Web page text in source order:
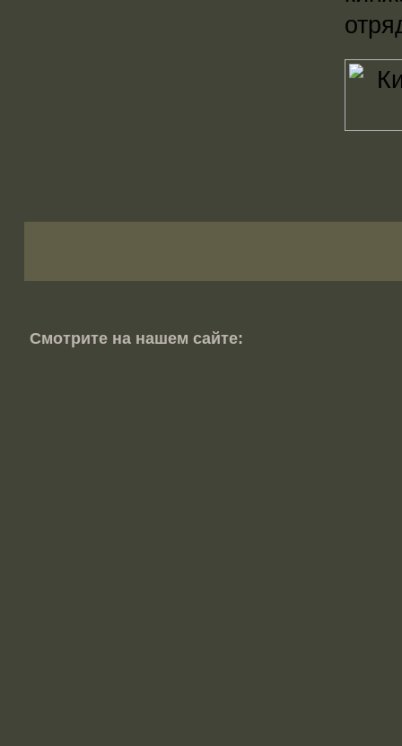
Смотрите на нашем сайте: